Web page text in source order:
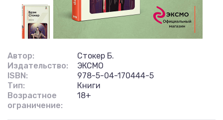
Автор:
Стокер Б.
Издательство:
ЭКСМО
ISBN:
978-5-04-170444-5
Тип:
Книги
Возрастное
ограничение:
18+